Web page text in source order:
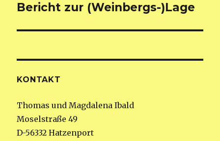
Bericht zur (Weinbergs-)Lage
KONTAKT
Thomas und Magdalena Ibald
Moselstraße 49
D-56332 Hatzenport